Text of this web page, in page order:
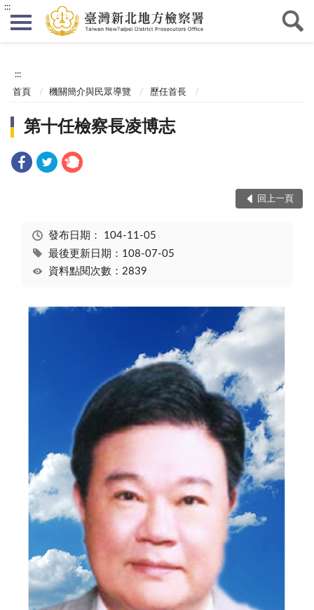
:::
:::
首頁 機關簡介與民眾導覽 歷任首長
第十任檢察長凌博志
回上一頁
發布日期： 104-11-05
最後更新日期：108-07-05
資料點閱次數：2839